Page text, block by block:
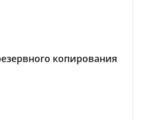
копирования